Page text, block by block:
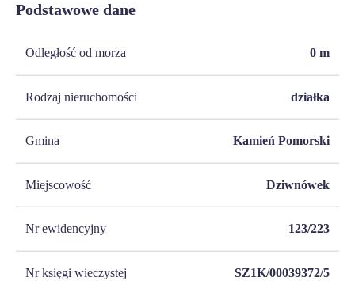
Podstawowe dane
Odległość od morza 0 m
Rodzaj nieruchomości działka
Gmina Kamień Pomorski
Miejscowość Dziwnówek
Nr ewidencyjny 123/223
Nr księgi wieczystej SZ1K/00039372/5